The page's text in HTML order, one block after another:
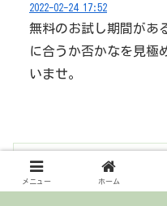
2022-02-24 17:52
無料のお試し期間があ
に合うか否かなを見極
いませ。
コメ
メニュー ホーム